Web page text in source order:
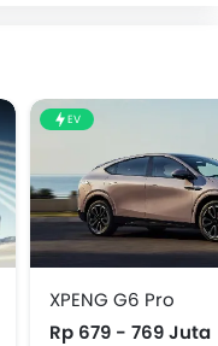
EV
XPENG G6 Pro
Rp 679 - 769 Juta